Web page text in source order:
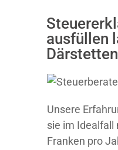
ausfüllen
Därstetten
Unsere
sie im Idealfall
Franken pro